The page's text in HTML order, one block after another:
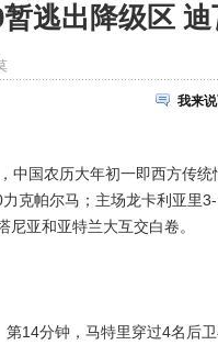
逃出降级区
我来
国农历大年初一即西方传统
克帕尔马；主场龙卡利亚里
亚和亚特兰大互交白卷。
分钟，马特里穿过4名后卫